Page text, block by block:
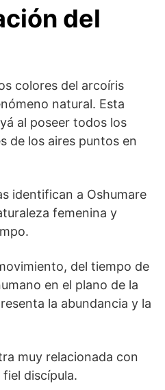
del
colores del arcoíris
natural. Esta
al poseer todos los
de los aires puntos en
identifican a Oshumare
femenina y
del tiempo de
en el plano de la
la abundancia y la
muy relacionada con
discípula.